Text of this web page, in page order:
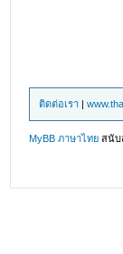
ติดต่อเรา |
MyBB ภาษาไทย สนั